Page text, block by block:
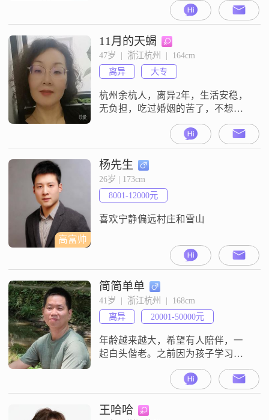
11月的天蝎
47岁  |  浙江杭州  |  164cm
离异
大专
杭州余杭人，离异2年，生活安稳，
无负担，吃过婚姻的苦了，不想再
婚了，找个男朋友罢了
高富帅
杨先生
26岁 | 173cm
8001-12000元
喜欢宁静偏远村庄和雪山
简简单单
41岁  |  浙江杭州  |  168cm
离异
20001-50000元
年龄越来越大，希望有人陪伴，一
起白头偕老。之前因为孩子学习与
工作问题，完全没法找对象，现在
稍微允许了点。普普通通等我我寻
找一个普普通通的你共度余生。
王哈哈